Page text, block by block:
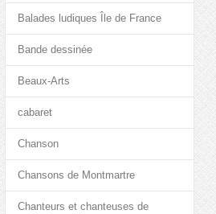
Balades ludiques Île de France
Bande dessinée
Beaux-Arts
cabaret
Chanson
Chansons de Montmartre
Chanteurs et chanteuses de